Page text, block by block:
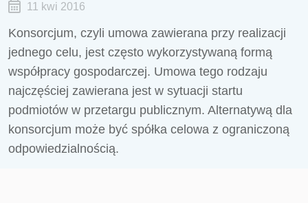
11 kwi 2016
Konsorcjum, czyli umowa zawierana przy realizacji
jednego celu, jest często wykorzystywaną formą
współpracy gospodarczej. Umowa tego rodzaju
najczęściej zawierana jest w sytuacji startu
podmiotów w przetargu publicznym. Alternatywą dla
konsorcjum może być spółka celowa z ograniczoną
odpowiedzialnością.